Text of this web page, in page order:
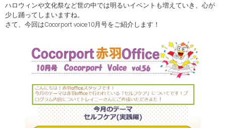
ハロウィンや文化祭など世の中では明るいイベントも増えていき、心が
少し踊ってしまいますね。
さて、今回はCocorport voice10月号をご紹介します！